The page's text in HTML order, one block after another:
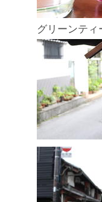
グリーンテ